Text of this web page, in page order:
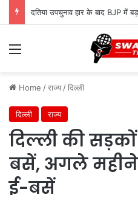
Menu
Home /राज्य /दिल्ली
दिल्ली राज्य
दिल्ली की
बसें, अगले महीने
ई-बसें